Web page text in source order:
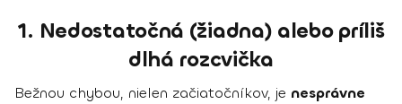
1. Nedostatočná (žiadna) alebo príliš
dlhá rozcvička
Bežnou chybou, nielen začiatočníkov, je nesprávne